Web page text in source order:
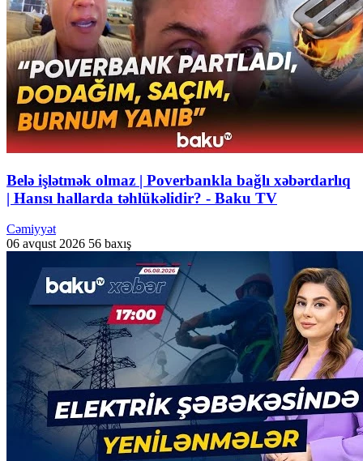
Belə işlətmək olmaz | Poverbankla bağlı xəbərdarlıq
| Hansı hallarda təhlükəlidir? - Baku TV
Cəmiyyət
06 avqust 2026 56 baxış